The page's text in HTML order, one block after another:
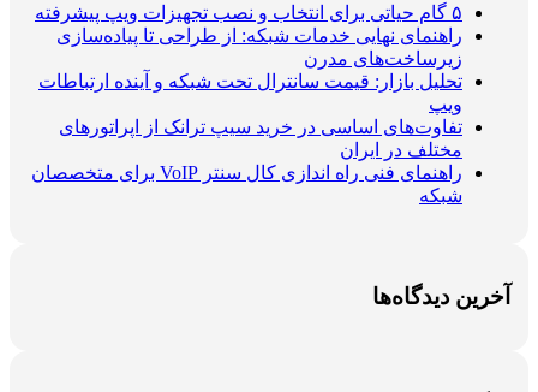
۵ گام حیاتی برای انتخاب و نصب تجهیزات ویپ پیشرفته
راهنمای نهایی خدمات شبکه: از طراحی تا پیاده‌سازی
زیرساخت‌های مدرن
تحلیل بازار: قیمت سانترال تحت شبکه و آینده ارتباطات
ویپ
تفاوت‌های اساسی در خرید سیپ ترانک از اپراتورهای
مختلف در ایران
راهنمای فنی راه اندازی کال سنتر VoIP برای متخصصان
شبکه
آخرین دیدگاه‌ها